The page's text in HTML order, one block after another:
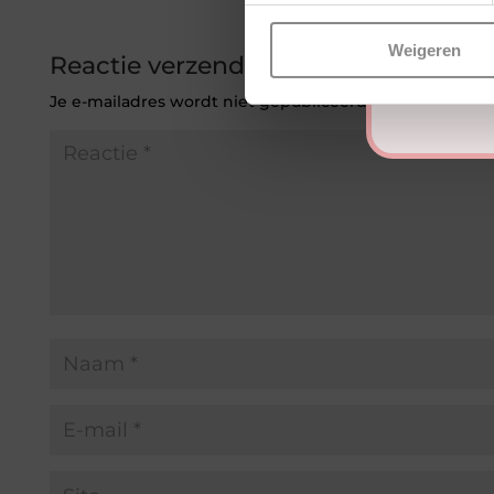
Weigeren
Reactie verzenden
Je e-mailadres wordt niet gepubliceerd. Vereiste